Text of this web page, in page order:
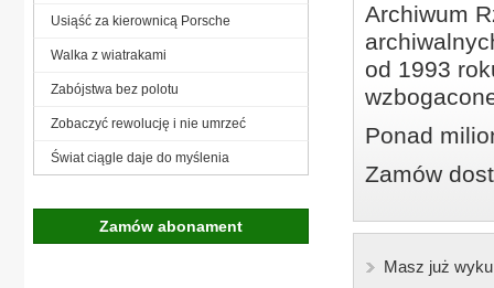
Archiwum
od 1993
Ponad
Zamów
Masz już
Usiąść za kierownicą Porsche
Walka z wiatrakami
Zabójstwa bez polotu
Zobaczyć rewolucję i nie umrzeć
Świat ciągle daje do myślenia
Zamów abonament